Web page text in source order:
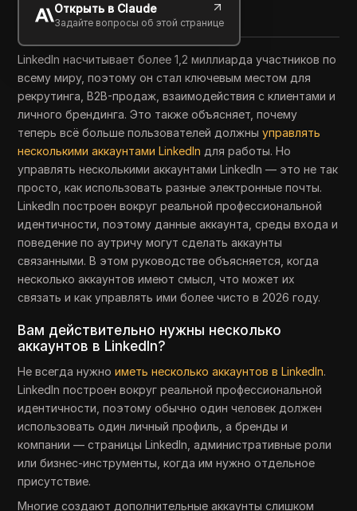
Открыть в Claude
Задайте вопросы об этой странице
Copy Link
LinkedIn насчитывает более 1,2 миллиарда участников по
всему миру, поэтому он стал ключевым местом для
рекрутинга, B2B-продаж, взаимодействия с клиентами и
личного брендинга. Это также объясняет, почему
теперь всё больше пользователей должныуправлять
несколькими аккаунтами LinkedIn для работы. Но
управлять несколькими аккаунтами LinkedIn — это не так
просто, как использовать разные электронные почты.
LinkedIn построен вокруг реальной профессиональной
идентичности, поэтому данные аккаунта, среды входа и
поведение по аутричу могут сделать аккаунты
связанными. В этом руководстве объясняется, когда
несколько аккаунтов имеют смысл, что может их
связать и как управлять ими более чисто в 2026 году.
Вам действительно нужны несколько
аккаунтов в LinkedIn?
Не всегда нужноиметь несколько аккаунтов в LinkedIn.
LinkedIn построен вокруг реальной профессиональной
идентичности, поэтому обычно один человек должен
использовать один личный профиль, а бренды и
компании — страницы LinkedIn, административные роли
или бизнес-инструменты, когда им нужно отдельное
присутствие.
Многие создают дополнительные аккаунты слишком